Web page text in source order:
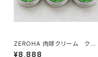
ZEROHA 肉球クリーム クスノ
キの香りタイプ 犬猫用 約33
¥8,888